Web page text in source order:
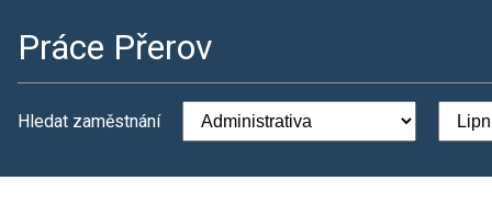
Práce Přerov
Hledat zaměstnání